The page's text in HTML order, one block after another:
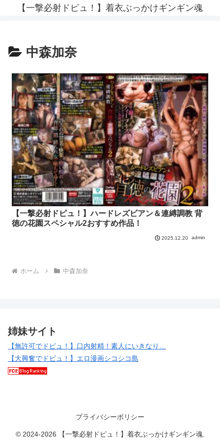
【一撃必射ドピュ！】着衣ぶっかけギンギン魂
中森加奈
【一撃必射ドピュ！】ハードレズビアン＆連縛調教 背
徳の花園スペシャル2おすすめ作品！
2025.12.20 admin
ホーム 中森加奈
姉妹サイト
【無許可でドピュ！】口内射精！素人にいきなり…
【大興奮でドピュ！】エロ漫画シコシコ島
プライバシーポリシー
© 2024-2026 【一撃必射ドピュ！】着衣ぶっかけギンギン魂.